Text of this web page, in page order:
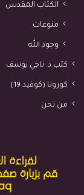
الكتاب المقدس
منوعات
وجود الله
كتب د. ناجي يوسف
كورونا (كوفيد 19)
من نحن